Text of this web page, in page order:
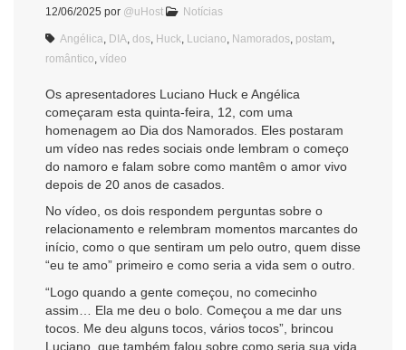
12/06/2025 por @uHost Notícias
Angélica DIA dos Huck Luciano Namorados postam
romântico vídeo
Os apresentadores Luciano Huck e Angélica
começaram esta quinta-feira, 12, com uma
homenagem ao Dia dos Namorados. Eles postaram
um vídeo nas redes sociais onde lembram o começo
do namoro e falam sobre como mantêm o amor vivo
depois de 20 anos de casados.
No vídeo, os dois respondem perguntas sobre o
relacionamento e relembram momentos marcantes do
início, como o que sentiram um pelo outro, quem disse
“eu te amo” primeiro e como seria a vida sem o outro.
“Logo quando a gente começou, no comecinho
assim… Ela me deu o bolo. Começou a me dar uns
tocos. Me deu alguns tocos, vários tocos”, brincou
Luciano, que também falou sobre como seria sua vida